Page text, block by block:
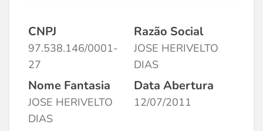
CNPJ
97.538.146/0001-
27
Razão Social
JOSE HERIVELTO
DIAS
Nome Fantasia
JOSE HERIVELTO
DIAS
Data Abertura
12/07/2011